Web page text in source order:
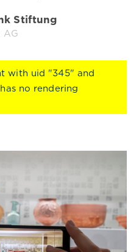
Stiftung
AG
with uid "345" and
no rendering